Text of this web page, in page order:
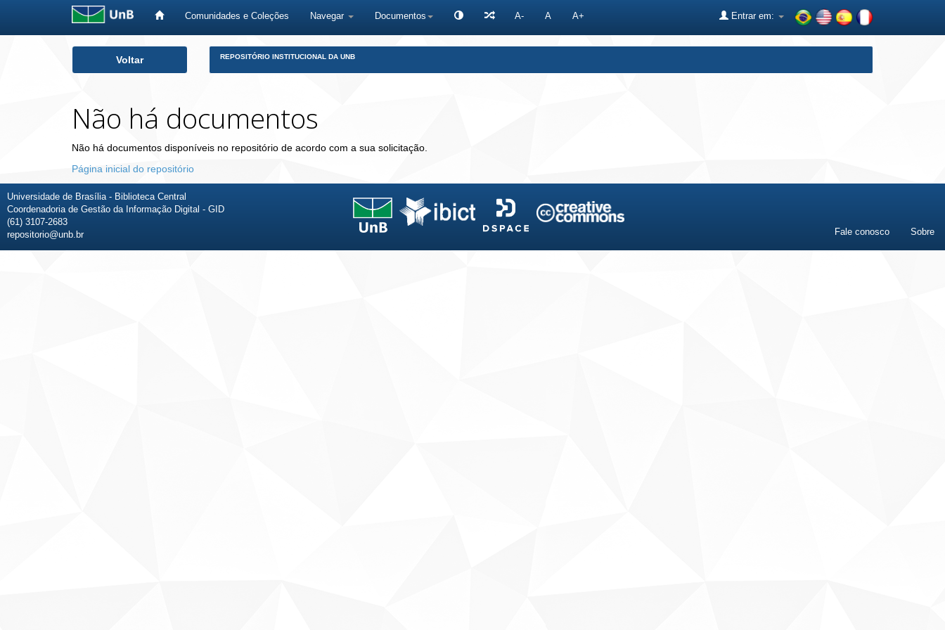
Comunidades e Coleções Navegar Documentos A- A A+ Entrar em:
Voltar REPOSITÓRIO INSTITUCIONAL DA UNB
Não há documentos
Não há documentos disponíveis no repositório de acordo com a sua solicitação.
Página inicial do repositório
Universidade de Brasília - Biblioteca Central
Coordenadoria de Gestão da Informação Digital - GID
(61) 3107-2683
repositorio@unb.br
Fale conosco Sobre